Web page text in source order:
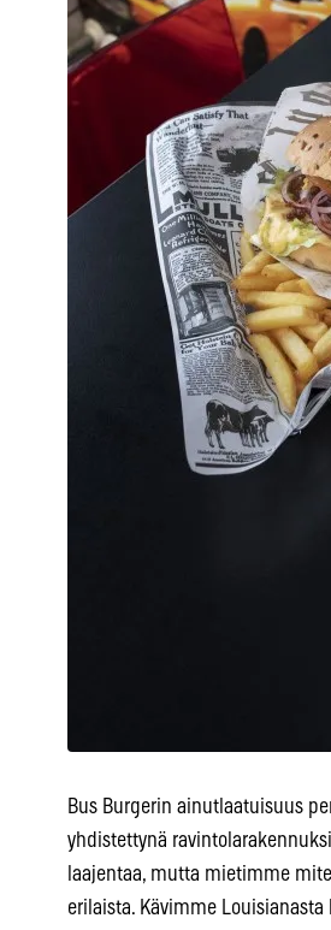
Bus Burgerin ainutlaatuisuus
yhdistettynä
laajentaa, mutta mietimme
erilaista. Kävimme